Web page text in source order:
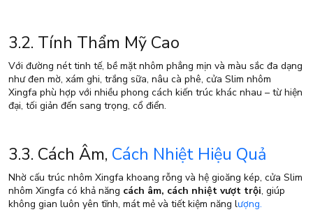
3.2. Tính Thẩm Mỹ Cao
Với đường nét tinh tế, bề mặt nhôm phẳng mịn và màu sắc đa dạng
như đen mờ, xám ghi, trắng sữa, nâu cà phê, cửa Slim nhôm
Xingfa phù hợp với nhiều phong cách kiến trúc khác nhau – từ hiện
đại, tối giản đến sang trọng, cổ điển.
3.3. Cách Âm, Cách Nhiệt Hiệu Quả
Nhờ cấu trúc nhôm Xingfa khoang rỗng và hệ gioăng kép, cửa Slim
nhôm Xingfa có khả năng cách âm, cách nhiệt vượt trội, giúp
không gian luôn yên tĩnh, mát mẻ và tiết kiệm năng lượng.